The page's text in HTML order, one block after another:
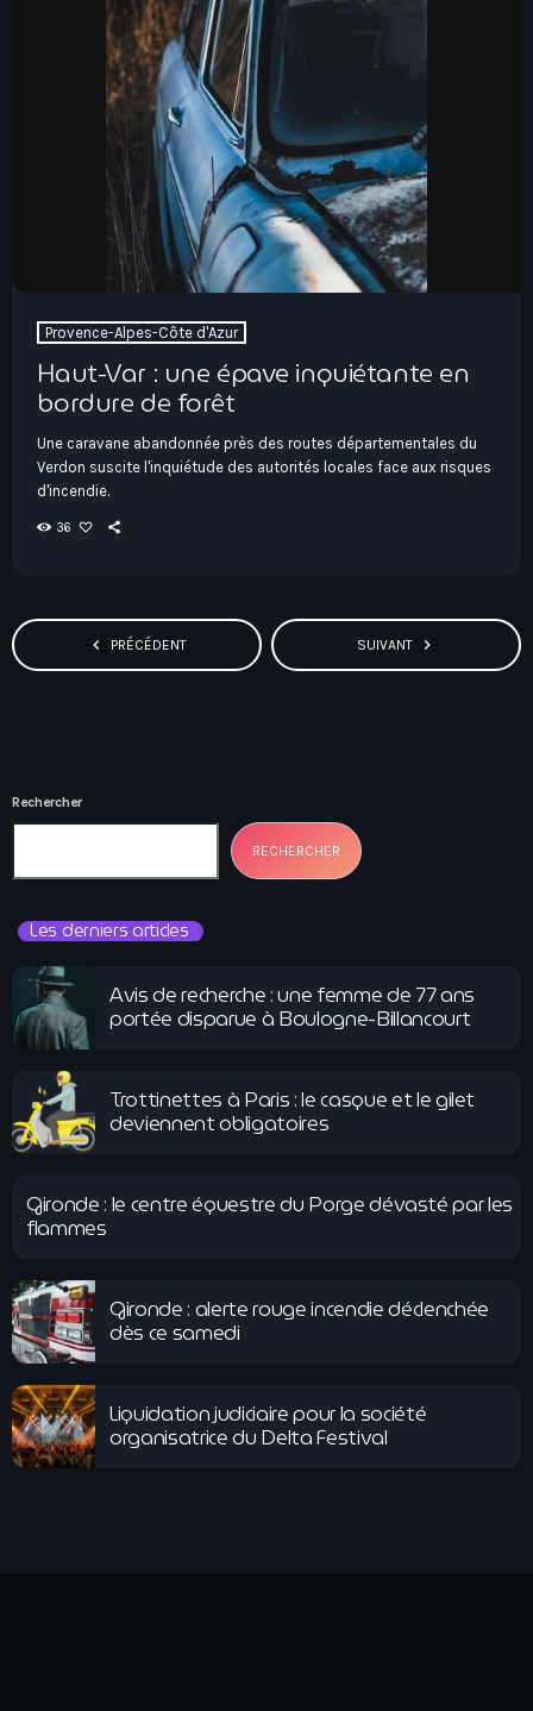
Provence-Alpes-Côte d'Azur
Haut-Var : une épave inquiétante en
bordure de forêt
Une caravane abandonnée près des routes départementales du
Verdon suscite l'inquiétude des autorités locales face aux risques
d'incendie.
36
navigate_before PRÉCÉDENT SUIVANT navigate_next
Rechercher
RECHERCHER
Les derniers articles
Avis de recherche : une femme de 77 ans
portée disparue à Boulogne-Billancourt
Trottinettes à Paris : le casque et le gilet
deviennent obligatoires
Gironde : le centre équestre du Porge dévasté par les
flammes
Gironde : alerte rouge incendie déclenchée
dès ce samedi
Liquidation judiciaire pour la société
organisatrice du Delta Festival